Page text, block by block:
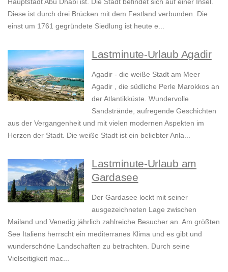
Diese ist durch drei Brücken mit dem Festland verbunden. Die
einst um 1761 gegründete Siedlung ist heute e...
Lastminute-Urlaub Agadir
Agadir - die weiße Stadt am Meer
Agadir , die südliche Perle Marokkos an
der Atlantikküste. Wundervolle
Sandstrände, aufregende Geschichten
aus der Vergangenheit und mit vielen modernen Aspekten im
Herzen der Stadt. Die weiße Stadt ist ein beliebter Anla...
Lastminute-Urlaub am
Gardasee
Der Gardasee lockt mit seiner
ausgezeichneten Lage zwischen
Mailand und Venedig jährlich zahlreiche Besucher an. Am größten
See Italiens herrscht ein mediterranes Klima und es gibt und
wunderschöne Landschaften zu betrachten. Durch seine
Vielseitigkeit mac...